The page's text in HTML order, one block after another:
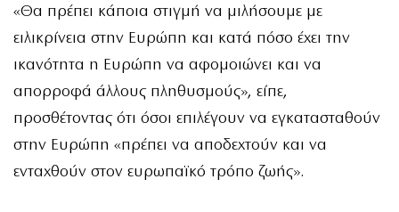
«Θα πρέπει κάποια στιγμή να μιλήσουμε με
ειλικρίνεια στην Ευρώπη και κατά πόσο έχει την
ικανότητα η Ευρώπη να αφομοιώνει και να
απορροφά άλλους πληθυσμούς», είπε,
προσθέτοντας ότι όσοι επιλέγουν να εγκατασταθούν
στην Ευρώπη «πρέπει να αποδεχτούν και να
ενταχθούν στον ευρωπαϊκό τρόπο ζωής».